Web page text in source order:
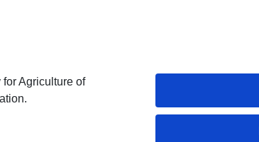
Agriculture of